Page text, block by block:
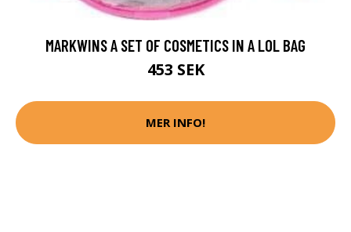
MARKWINS A SET OF COSMETICS IN A LOL BAG
453 SEK
MER INFO!